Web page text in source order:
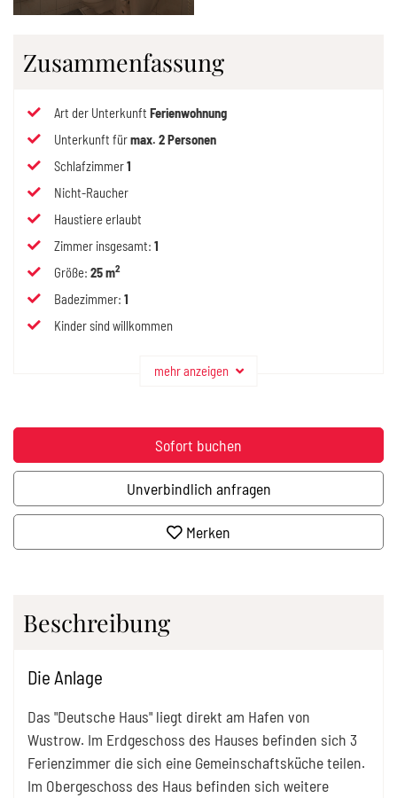
Zusammenfassung
Art der Unterkunft Ferienwohnung
Unterkunft fürmax. 2Personen
Schlafzimmer1
Nicht-Raucher
Haustiere erlaubt
Zimmer insgesamt: 1
Größe: 25 m2
Badezimmer: 1
Kinder sind willkommen
mehr anzeigen
Sofort buchen
Unverbindlich anfragen
Merken
Beschreibung
Die Anlage
Das "Deutsche Haus" liegt direkt am Hafen von
Wustrow. Im Erdgeschoss des Hauses befinden sich 3
Ferienzimmer die sich eine Gemeinschaftsküche teilen.
Im Obergeschoss des Haus befinden sich weitere